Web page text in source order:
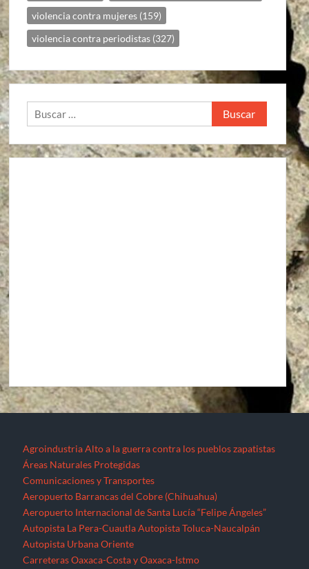
violencia contra mujeres (159)
violencia contra periodistas (327)
Buscar:
Agroindustria Alto a la guerra contra los pueblos zapatistas
Áreas Naturales Protegidas
Comunicaciones y Transportes
Aeropuerto Barrancas del Cobre (Chihuahua)
Aeropuerto Internacional de Santa Lucía “Felipe Ángeles”
Autopista La Pera-Cuautla Autopista Toluca-Naucalpán
Autopista Urbana Oriente
Carreteras Oaxaca-Costa y Oaxaca-Istmo